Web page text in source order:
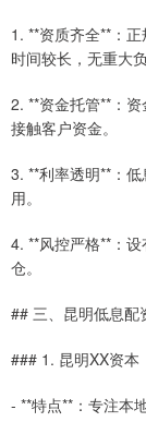
1. **资质齐全**：
时间较长，无重大负
2. **资金托管**：
接触客户资金。
3. **利率透明**：
用。
4. **风控严格**：
仓。
## 三、昆明低息配
### 1. 昆明XX资本
- **特点**：专注本